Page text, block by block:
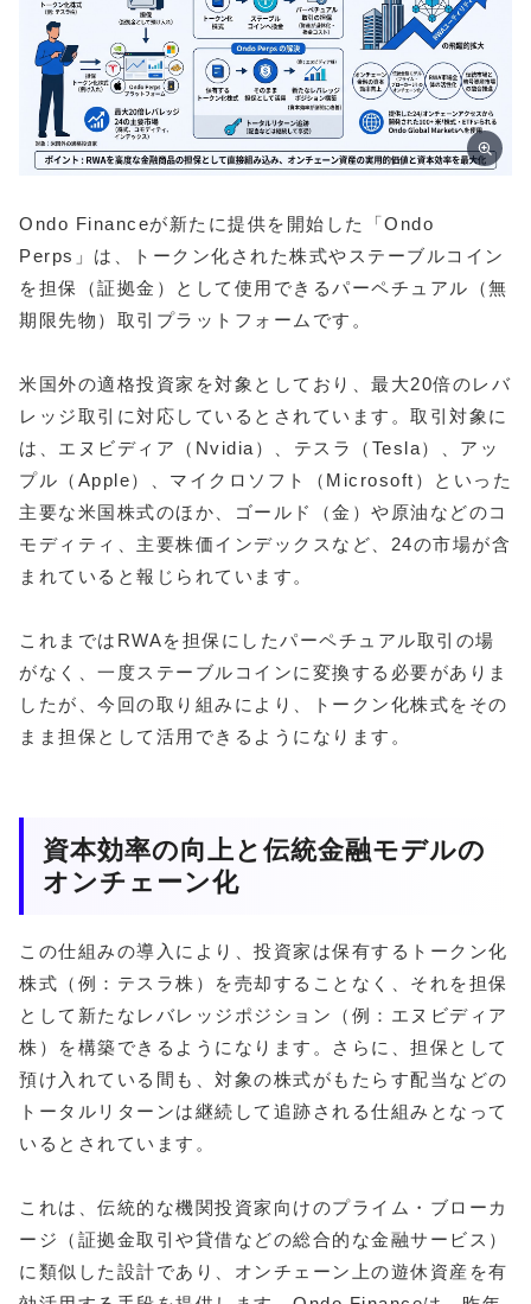
Ondo Financeが新たに提供を開始した「Ondo
Perps」は、トークン化された株式やステーブルコイン
を担保（証拠金）として使用できるパーペチュアル（無
期限先物）取引プラットフォームです。
米国外の適格投資家を対象としており、最大20倍のレバ
レッジ取引に対応しているとされています。取引対象に
は、エヌビディア（Nvidia）、テスラ（Tesla）、アッ
プル（Apple）、マイクロソフト（Microsoft）といった
主要な米国株式のほか、ゴールド（金）や原油などのコ
モディティ、主要株価インデックスなど、24の市場が含
まれていると報じられています。
これまではRWAを担保にしたパーペチュアル取引の場
がなく、一度ステーブルコインに変換する必要がありま
したが、今回の取り組みにより、トークン化株式をその
まま担保として活用できるようになります。
資本効率の向上と伝統金融モデルの
オンチェーン化
この仕組みの導入により、投資家は保有するトークン化
株式（例：テスラ株）を売却することなく、それを担保
として新たなレバレッジポジション（例：エヌビディア
株）を構築できるようになります。さらに、担保として
預け入れている間も、対象の株式がもたらす配当などの
トータルリターンは継続して追跡される仕組みとなって
いるとされています。
これは、伝統的な機関投資家向けのプライム・ブローカ
ージ（証拠金取引や貸借などの総合的な金融サービス）
に類似した設計であり、オンチェーン上の遊休資産を有